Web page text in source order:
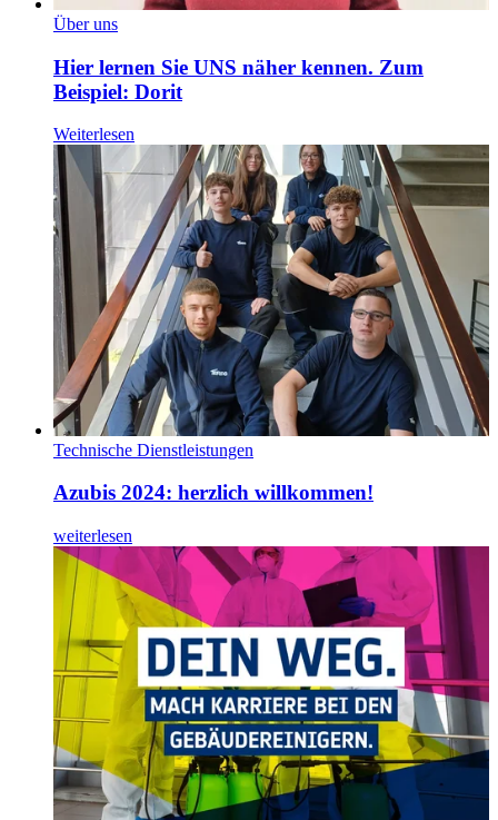
Über uns
Hier lernen Sie UNS näher kennen. Zum
Beispiel: Dorit
Weiterlesen
Technische Dienstleistungen
Azubis 2024: herzlich willkommen!
weiterlesen